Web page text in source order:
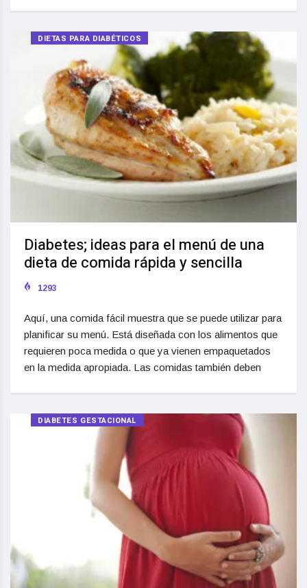
DIETAS PARA DIABÉTICOS
Diabetes; ideas para el menú de una
dieta de comida rápida y sencilla
1293
Aquí, una comida fácil muestra que se puede utilizar para
planificar su menú. Está diseñada con los alimentos que
requieren poca medida o que ya vienen empaquetados
en la medida apropiada. Las comidas también deben
DIABETES GESTACIONAL